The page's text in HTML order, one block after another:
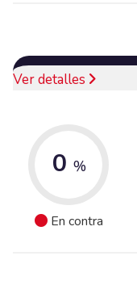
Ver detalles
0 %
En contra